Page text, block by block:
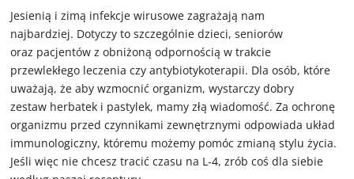
Jesienią i zimą infekcje wirusowe zagrażają nam
najbardziej. Dotyczy to szczególnie dzieci, seniorów
oraz pacjentów z obniżoną odpornością w trakcie
przewlekłego leczenia czy antybiotykoterapii. Dla osób, które
uważają, że aby wzmocnić organizm, wystarczy dobry
zestaw herbatek i pastylek, mamy złą wiadomość. Za ochronę
organizmu przed czynnikami zewnętrznymi odpowiada układ
immunologiczny, któremu możemy pomóc zmianą stylu życia.
Jeśli więc nie chcesz tracić czasu na L-4, zrób coś dla siebie